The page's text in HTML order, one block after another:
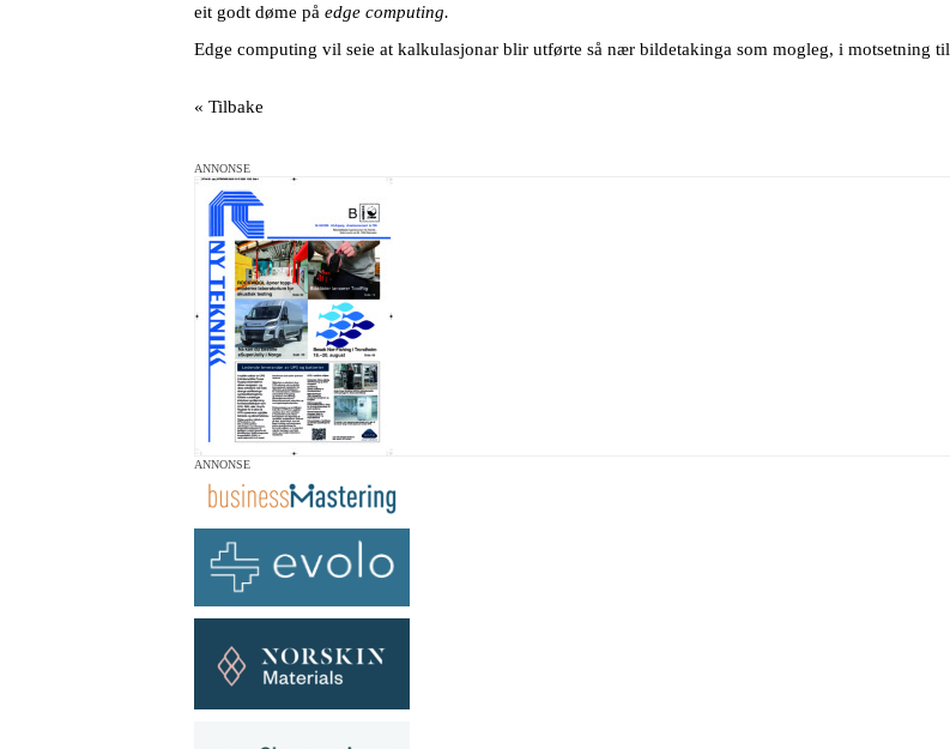
eit godt døme på edge computing.
Edge computing vil seie at kalkulasjonar blir utførte så nær bildetakinga som mogleg, i motsetning til
« Tilbake
ANNONSE
ANNONSE